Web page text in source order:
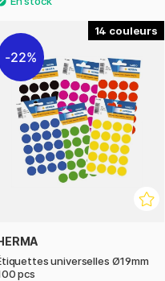
14
22%
universelles Ø19mm
pcs